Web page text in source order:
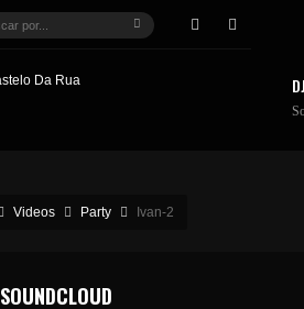
Videos Party Ivan-2
SOUNDCLOUD